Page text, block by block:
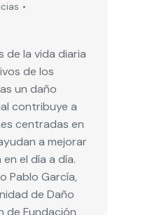
de la vida diaria
de los
un daño
contribuye a
centradas en
a mejorar
el día a día.
Pablo García,
de Daño
de Fundación